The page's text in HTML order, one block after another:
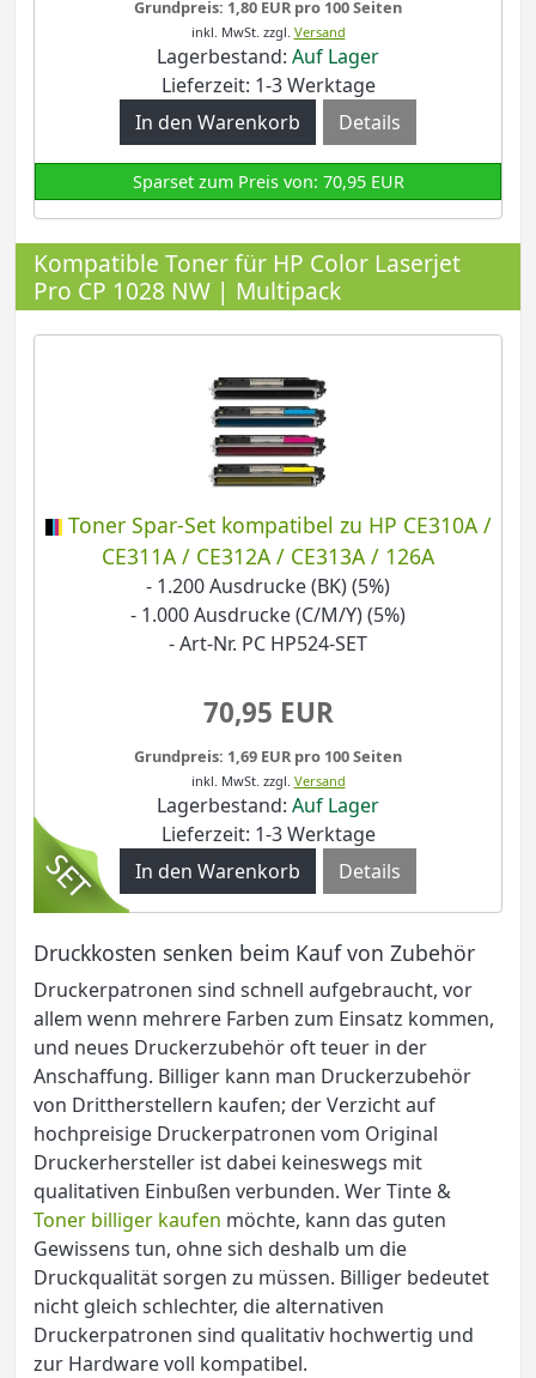
Grundpreis: 1,80 EUR pro 100 Seiten
inkl. MwSt. zzgl. Versand
Lagerbestand: Auf Lager
Lieferzeit: 1-3 Werktage
Details
Sparset zum Preis von: 70,95 EUR
Kompatible Toner für HP Color Laserjet
Pro CP 1028 NW | Multipack
Toner Spar-Set kompatibel zu HP CE310A /
CE311A / CE312A / CE313A / 126A
- 1.200 Ausdrucke (BK) (5%)
- 1.000 Ausdrucke (C/M/Y) (5%)
- Art-Nr. PC HP524-SET
70,95 EUR
Grundpreis: 1,69 EUR pro 100 Seiten
inkl. MwSt. zzgl. Versand
Lagerbestand: Auf Lager
Lieferzeit: 1-3 Werktage
Details
Druckkosten senken beim Kauf von Zubehör
Druckerpatronen sind schnell aufgebraucht, vor
allem wenn mehrere Farben zum Einsatz kommen,
und neues Druckerzubehör oft teuer in der
Anschaffung. Billiger kann man Druckerzubehör
von Drittherstellern kaufen; der Verzicht auf
hochpreisige Druckerpatronen vom Original
Druckerhersteller ist dabei keineswegs mit
qualitativen Einbußen verbunden. Wer Tinte &
Toner billiger kaufen möchte, kann das guten
Gewissens tun, ohne sich deshalb um die
Druckqualität sorgen zu müssen. Billiger bedeutet
nicht gleich schlechter, die alternativen
Druckerpatronen sind qualitativ hochwertig und
zur Hardware voll kompatibel.